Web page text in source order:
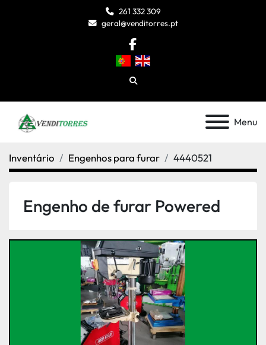
261 332 309
geral@venditorres.pt
facebook
Pesquisar
Menu
Inventário Engenhos para furar 4440521
Engenho de furar Powered